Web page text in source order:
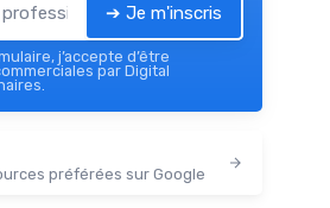
➔ Je m'inscris
j’accepte d’être
par Digital
préférées sur Google